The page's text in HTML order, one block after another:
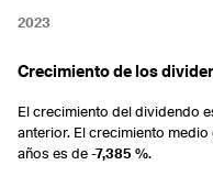
2023
2022
Pagado
Crecimiento de los
El crecimiento del dividendo
anterior. El crecimiento
años es de-7,385 %.